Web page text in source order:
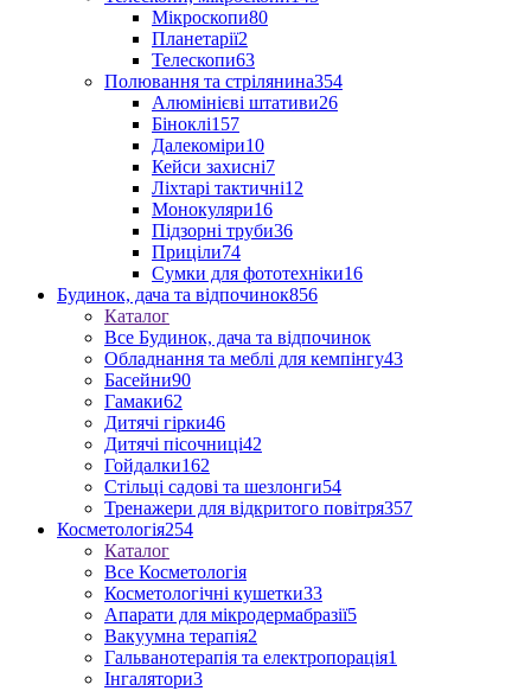
Мікроскопи80
Планетарії2
Телескопи63
Полювання та стрілянина354
Алюмінієві штативи26
Біноклі157
Далекоміри10
Кейси захисні7
Ліхтарі тактичні12
Монокуляри16
Підзорні труби36
Приціли74
Сумки для фототехніки16
Будинок, дача та відпочинок856
Каталог
Все Будинок, дача та відпочинок
Обладнання та меблі для кемпінгу43
Басейни90
Гамаки62
Дитячі гірки46
Дитячі пісочниці42
Гойдалки162
Стільці садові та шезлонги54
Тренажери для відкритого повітря357
Косметологія254
Каталог
Все Косметологія
Косметологічні кушетки33
Апарати для мікродермабразії5
Вакуумна терапія2
Гальванотерапія та електропорація1
Інгалятори3